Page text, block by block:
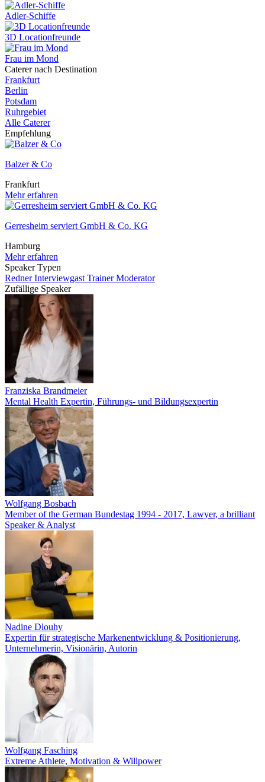
Adler-Schiffe
3D Locationfreunde
Frau im Mond
Caterer nach Destination
Frankfurt
Berlin
Potsdam
Ruhrgebiet
Alle Caterer
Empfehlung
Balzer & Co
Frankfurt
Mehr erfahren
Gerresheim serviert GmbH & Co. KG
Hamburg
Mehr erfahren
Speaker Typen
RednerInterviewgast TrainerModerator
Zufällige Speaker
Franziska Brandmeier
Mental Health Expertin, Führungs- und Bildungsexpertin
Wolfgang Bosbach
Member of the German Bundestag 1994 - 2017, Lawyer, a brilliant
Speaker & Analyst
Nadine Dlouhy
Expertin für strategische Markenentwicklung & Positionierung,
Unternehmerin, Visionärin, Autorin
Wolfgang Fasching
Extreme Athlete, Motivation & Willpower